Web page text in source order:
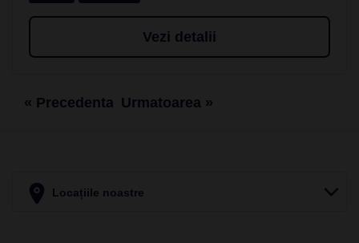
Vezi detalii
« Precedenta Urmatoarea »
Locațiile noastre